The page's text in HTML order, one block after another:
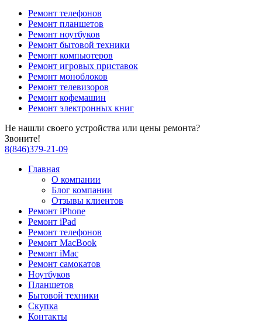
Ремонт телефонов
Ремонт планшетов
Ремонт ноутбуков
Ремонт бытовой техники
Ремонт компьютеров
Ремонт игровых приставок
Ремонт моноблоков
Ремонт телевизоров
Ремонт кофемашин
Ремонт электронных книг
Не нашли своего устройства или цены ремонта?
Звоните!
8(846)379-21-09
Главная
О компании
Блог компании
Отзывы клиентов
Ремонт iPhone
Ремонт iPad
Ремонт телефонов
Ремонт MacBook
Ремонт iMac
Ремонт самокатов
Ноутбуков
Планшетов
Бытовой техники
Скупка
Контакты